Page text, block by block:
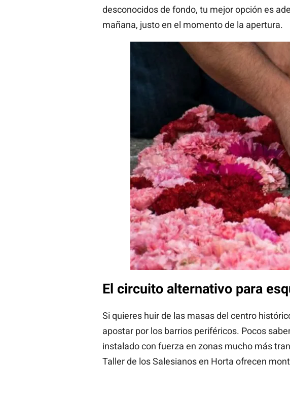
desconocidos de fondo, tu mejor opción es
mañana, justo en el momento de la apertura.
El circuito alternativo para
Si quieres huir de las masas del centro
apostar por los barrios periféricos. Pocos
instalado con fuerza en zonas mucho más
Taller de los Salesianos en Horta ofrecen